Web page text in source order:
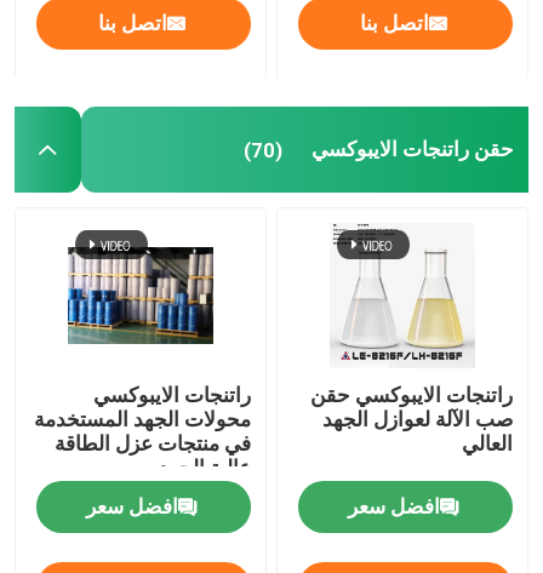
اتصل بنا اتصل بنا
حقن راتنجات الايبوكسي (70)
راتنجات الايبوكسي حقن
صب الآلة لعوازل الجهد
العالي
افضل سعر
راتنجات الايبوكسي
محولات الجهد المستخدمة
في منتجات عزل الطاقة
عالية الجهد
افضل سعر